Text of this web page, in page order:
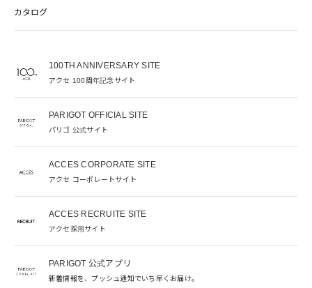
カタログ
100TH ANNIVERSARY SITE
アクセ 100周年記念サイト
PARIGOT OFFICIAL SITE
パリゴ 公式サイト
ACCES CORPORATE SITE
アクセ コーポレートサイト
ACCES RECRUITE SITE
アクセ採用サイト
PARIGOT 公式アプリ
新着情報を、プッシュ通知でいち早くお届け。